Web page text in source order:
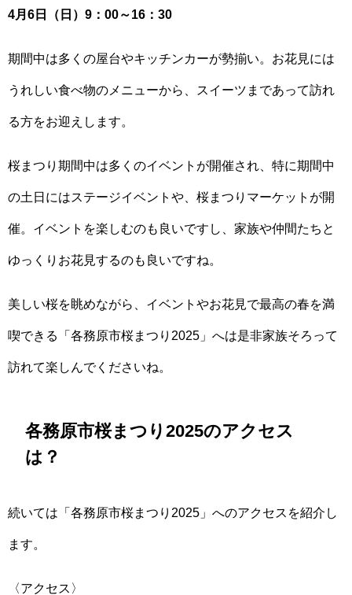
4月6日（日）9：00～16：30
期間中は多くの屋台やキッチンカーが勢揃い。お花見には
うれしい食べ物のメニューから、スイーツまであって訪れ
る方をお迎えします。
桜まつり期間中は多くのイベントが開催され、特に期間中
の土日にはステージイベントや、桜まつりマーケットが開
催。イベントを楽しむのも良いですし、家族や仲間たちと
ゆっくりお花見するのも良いですね。
美しい桜を眺めながら、イベントやお花見で最高の春を満
喫できる「各務原市桜まつり2025」へは是非家族そろって
訪れて楽しんでくださいね。
各務原市桜まつり2025のアクセス
は？
続いては「各務原市桜まつり2025」へのアクセスを紹介し
ます。
〈アクセス〉